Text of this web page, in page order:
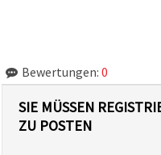
Bewertungen: 0
SIE MÜSSEN
ZU POSTEN